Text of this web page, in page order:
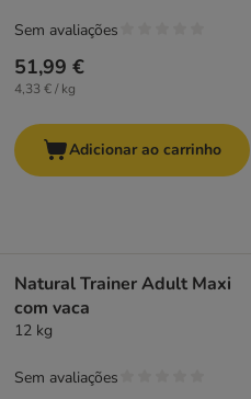
51,99 €
4,33 € / kg
Sem avaliações
Adicionar ao carrinho
Natural Trainer Adult Maxi
com vaca
12 kg
Sem avaliações